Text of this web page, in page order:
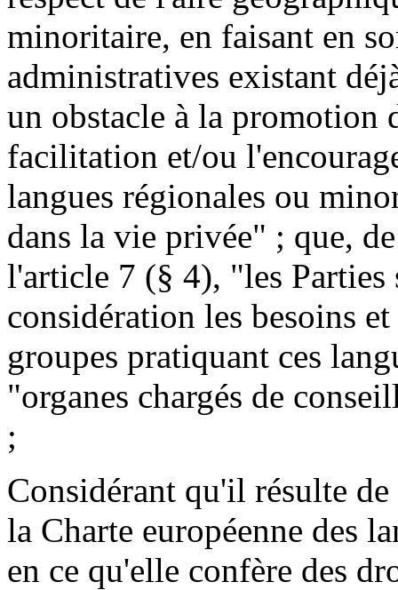
minoritaire, en faisant en
administratives existant
un obstacle à la promotion
facilitation et/ou
langues régionales ou
dans la vie privée" ; que,
l'article 7 (§ 4), "les Parties
considération les besoins
groupes pratiquant ces
"organes chargés de
;
Considérant qu'il résulte
la Charte européenne des
en ce qu'elle confère des